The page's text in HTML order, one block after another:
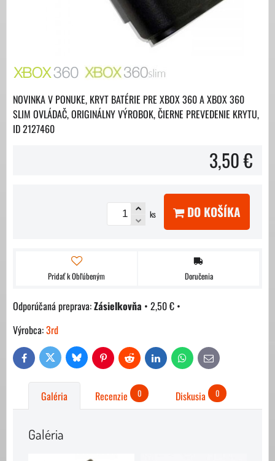
NOVINKA V PONUKE, KRYT BATÉRIE PRE XBOX 360 A XBOX 360
SLIM OVLÁDAČ, ORIGINÁLNY VÝROBOK, ČIERNE PREVEDENIE KRYTU,
ID 2127460
3,50 €
ks DO KOŠÍKA
Pridať k Obľúbeným Doručenia
Zásielkovňa • 2,50 € •
Výrobca:3rd
FacebookTwitter Bluesky PinterestReddit LinkedIn WhatsAppE-
mail
Galéria Recenzie 0 Diskusia 0
Galéria